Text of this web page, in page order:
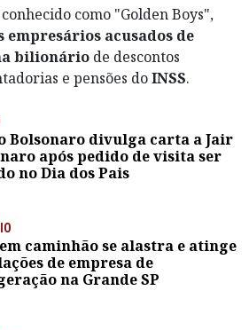
como "Golden Boys",
empresários acusados de
bilionário de descontos
e pensões doINSS.
Bolsonaro divulga carta a Jair
após pedido de visita ser
no Dia dos Pais
caminhão se alastra e atinge
de empresa de
na Grande SP